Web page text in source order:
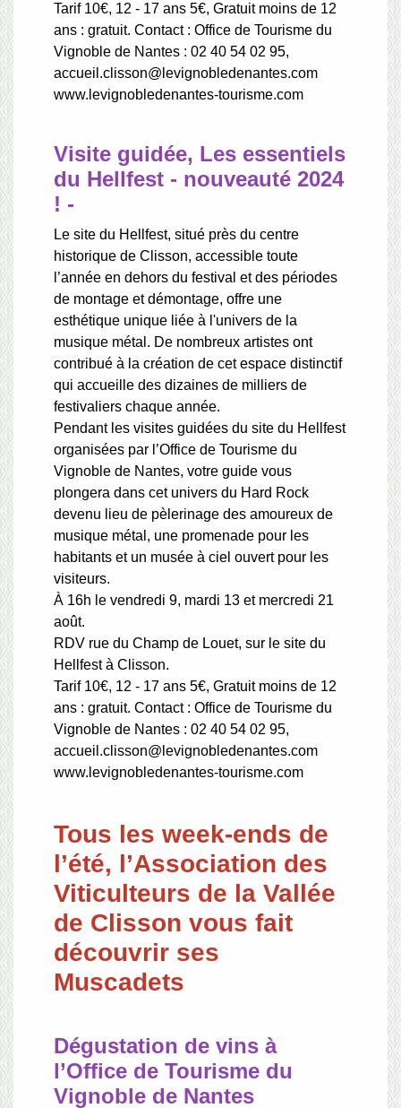
Tarif 10€, 12 - 17 ans 5€, Gratuit moins de 12
ans : gratuit. Contact : Office de Tourisme du
Vignoble de Nantes : 02 40 54 02 95,
accueil.clisson@levignobledenantes.com
www.levignobledenantes-tourisme.com
Visite guidée, Les essentiels
du Hellfest - nouveauté 2024
! -
Le site du Hellfest, situé près du centre
historique de Clisson, accessible toute
l’année en dehors du festival et des périodes
de montage et démontage, offre une
esthétique unique liée à l'univers de la
musique métal. De nombreux artistes ont
contribué à la création de cet espace distinctif
qui accueille des dizaines de milliers de
festivaliers chaque année.
Pendant les visites guidées du site du Hellfest
organisées par l’Office de Tourisme du
Vignoble de Nantes, votre guide vous
plongera dans cet univers du Hard Rock
devenu lieu de pèlerinage des amoureux de
musique métal, une promenade pour les
habitants et un musée à ciel ouvert pour les
visiteurs.
À 16h le vendredi 9, mardi 13 et mercredi 21
août.
RDV rue du Champ de Louet, sur le site du
Hellfest à Clisson.
Tarif 10€, 12 - 17 ans 5€, Gratuit moins de 12
ans : gratuit. Contact : Office de Tourisme du
Vignoble de Nantes : 02 40 54 02 95,
accueil.clisson@levignobledenantes.com
www.levignobledenantes-tourisme.com
Tous les week-ends de
l’été, l’Association des
Viticulteurs de la Vallée
de Clisson vous fait
découvrir ses
Muscadets
Dégustation de vins à
l’Office de Tourisme du
Vignoble de Nantes